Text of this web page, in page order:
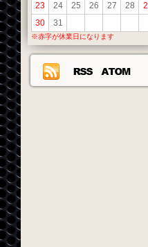
23
24 25 26 27 28
30
31
※赤字が休業日になります